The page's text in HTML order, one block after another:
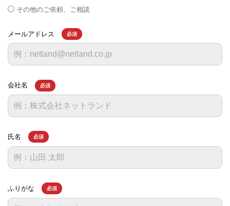
その他のご依頼、ご相談
メールアドレス 必須
会社名 必須
氏名 必須
ふりがな 必須